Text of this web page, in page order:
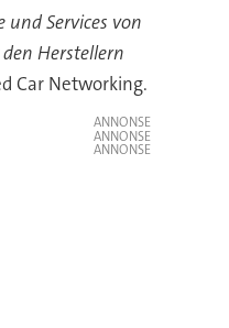
Services von
Herstellern
Car Networking.